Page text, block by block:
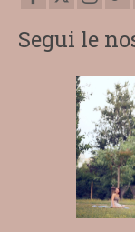
Segui le